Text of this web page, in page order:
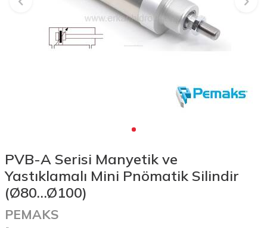
PVB-A Serisi Manyetik ve
Yastıklamalı Mini Pnömatik Silindir
(Ø80…Ø100)
PEMAKS